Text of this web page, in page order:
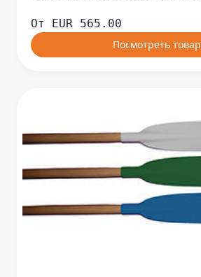
От EUR
565.00
Посмотреть товар